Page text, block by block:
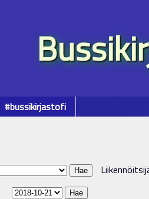
#bussikirjastofi